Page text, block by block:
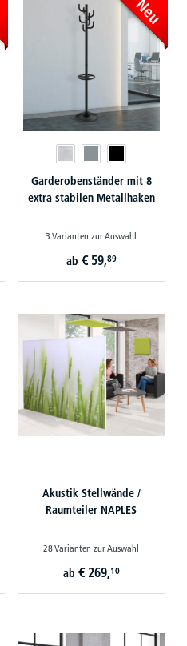
Neu
Garderobenständer mit 8
extra stabilen Metallhaken
3 Varianten zur Auswahl
ab € 59,89
Akustik Stellwände /
Raumteiler NAPLES
28 Varianten zur Auswahl
ab € 269,10